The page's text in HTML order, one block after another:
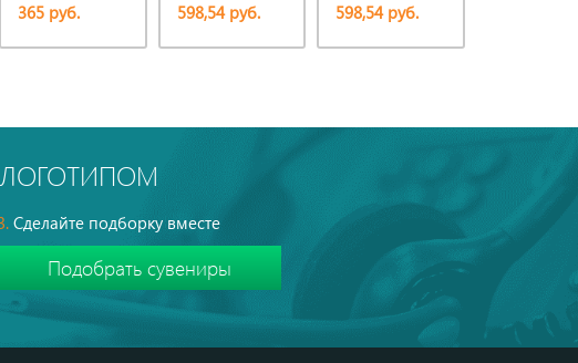
365 руб. 598,54 руб. 598,54 руб.
Сделайте подборку вместе